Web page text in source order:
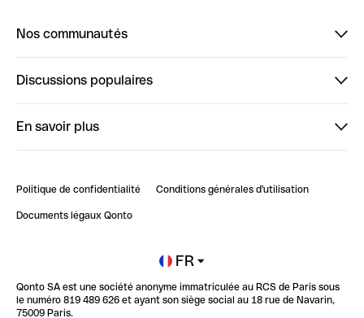
Nos communautés
ClubQonto
Discussions populaires
Impact de l'IA sur les carrières/productivité
En savoir plus
Blog
Newsroom
Glossaire finance
Politique de confidentialité Conditions générales d'utilisation
Documents légaux Qonto
FR
Qonto SA est une société anonyme immatriculée au RCS de Paris sous
le numéro 819 489 626 et ayant son siège social au 18 rue de Navarin,
75009 Paris.